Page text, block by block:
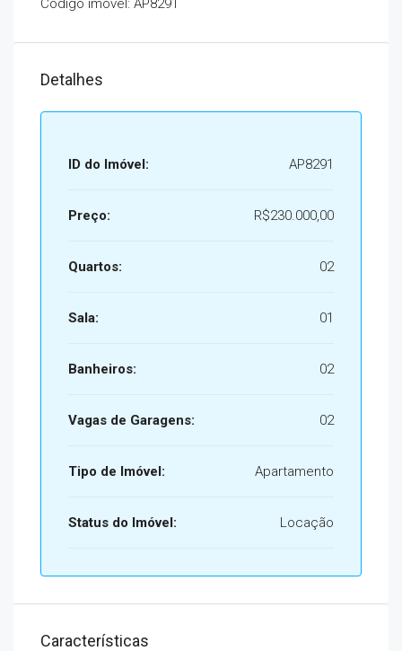
Código imóvel: AP8291
Detalhes
ID do Imóvel: AP8291
Preço: R$230.000,00
Quartos: 02
Sala: 01
Banheiros: 02
Vagas de Garagens: 02
Tipo de Imóvel: Apartamento
Status do Imóvel: Locação
Características